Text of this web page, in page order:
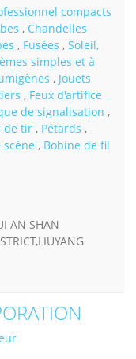
compacts
, Chandelles
, Fusées , Soleil,
simples et à
, Jouets
, Feux d'artifice
de signalisation ,
de tir , Pétards ,
, Bobine de fil
AN SHAN